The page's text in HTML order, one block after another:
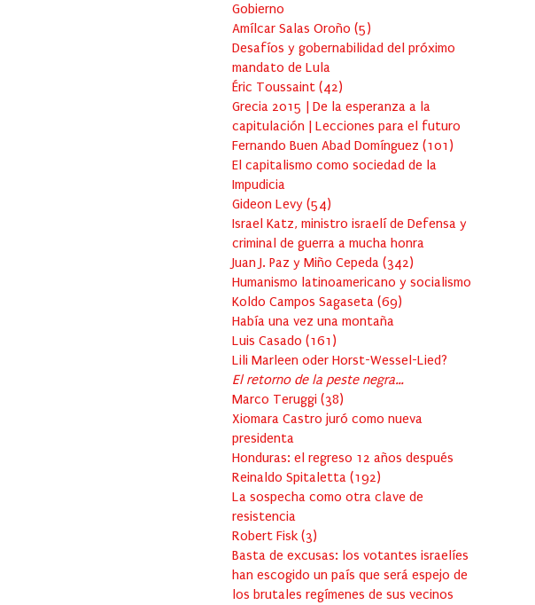
Gobierno
Amílcar Salas Oroño (5)
Desafíos y gobernabilidad del próximo
mandato de Lula
Éric Toussaint (42)
Grecia 2015 | De la esperanza a la
capitulación | Lecciones para el futuro
Fernando Buen Abad Domínguez (101 )
El capitalismo como sociedad de la
Impudicia
Gideon Levy (54)
Israel Katz, ministro israelí de Defensa y
criminal de guerra a mucha honra
Juan J. Paz y Miño Cepeda (342)
Humanismo latinoamericano y socialismo
Koldo Campos Sagaseta (69)
Había una vez una montaña
Luis Casado (161 )
Lili Marleen oder Horst-Wessel-Lied?
El retorno de la peste negra…
Marco Teruggi (38)
Xiomara Castro juró como nueva
presidenta
Honduras: el regreso 12 años después
Reinaldo Spitaletta (192)
La sospecha como otra clave de
resistencia
Robert Fisk (3)
Basta de excusas: los votantes israelíes
han escogido un país que será espejo de
los brutales regímenes de sus vecinos